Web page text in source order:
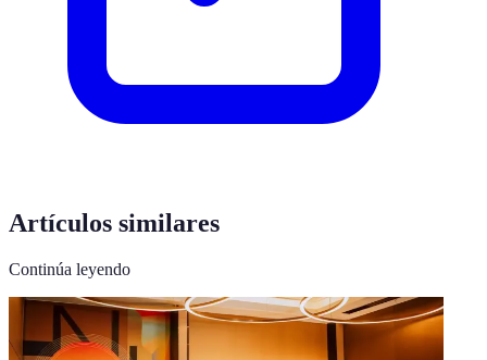
Artículos similares
Continúa leyendo